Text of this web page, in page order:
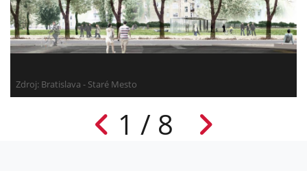
Zdroj: Bratislava - Staré Mesto
1 / 8